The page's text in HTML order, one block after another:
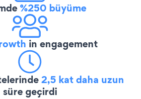
%250 büyüme
in engagement
2,5 kat daha uzun
süre geçirdi